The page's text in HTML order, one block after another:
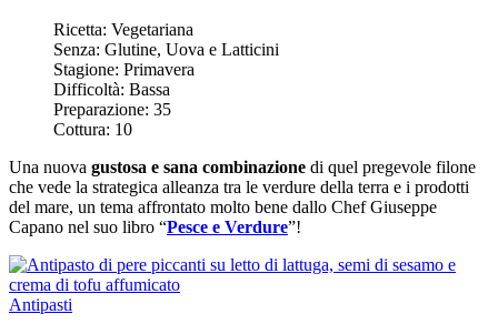
Ricetta: Vegetariana
Senza: Glutine, Uova e Latticini
Stagione: Primavera
Difficoltà: Bassa
Preparazione: 35
Cottura: 10
Una nuova gustosa e sana combinazione di quel pregevole filone
che vede la strategica alleanza tra le verdure della terra e i prodotti
del mare, un tema affrontato molto bene dallo Chef Giuseppe
Capano nel suo libro “Pesce e Verdure”!
Antipasti